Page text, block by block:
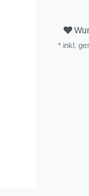
* inkl.